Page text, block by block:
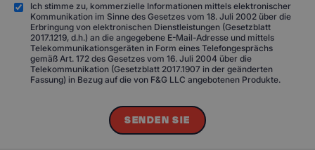
Ich stimme zu, kommerzielle Informationen mittels elektronischer
Kommunikation im Sinne des Gesetzes vom 18. Juli 2002 über die
Erbringung von elektronischen Dienstleistungen (Gesetzblatt
2017.1219, d.h.) an die angegebene E-Mail-Adresse und mittels
Telekommunikationsgeräten in Form eines Telefongesprächs
gemäß Art. 172 des Gesetzes vom 16. Juli 2004 über die
Telekommunikation (Gesetzblatt 2017.1907 in der geänderten
Fassung) in Bezug auf die von F&G LLC angebotenen Produkte.
SENDEN SIE